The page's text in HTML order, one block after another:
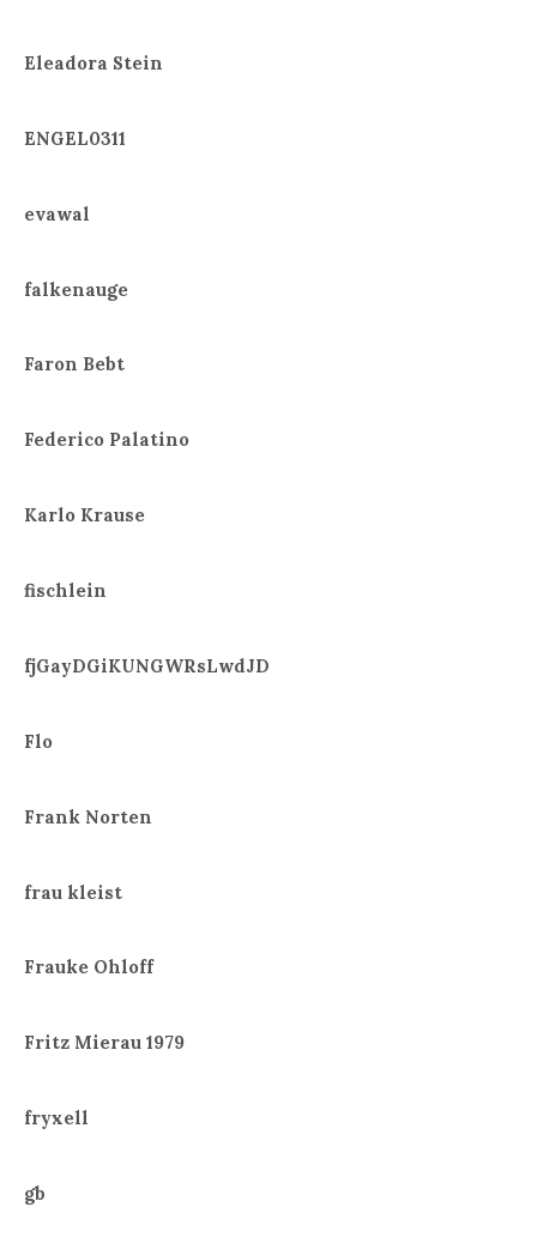
Eleadora Stein
ENGEL0311
evawal
falkenauge
Faron Bebt
Federico Palatino
Karlo Krause
fischlein
fjGayDGiKUNGWRsLwdJD
Flo
Frank Norten
frau kleist
Frauke Ohloff
Fritz Mierau 1979
fryxell
gb